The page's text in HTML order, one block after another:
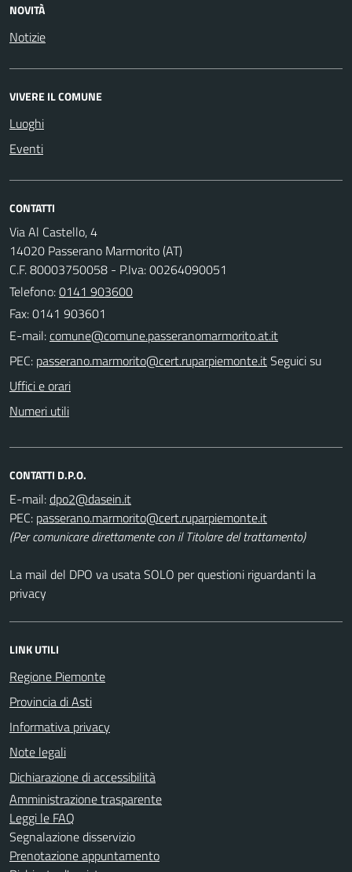
NOVITÀ
Notizie
VIVERE IL COMUNE
Luoghi
Eventi
CONTATTI
Via Al Castello, 4
14020 Passerano Marmorito (AT)
C.F. 80003750058 - P.Iva: 00264090051
Telefono:0141 903600
Fax: 0141 903601
E-mail:
PEC:
Seguici su
Uffici e orari
Numeri utili
CONTATTI D.P.O.
E-mail:
PEC:
(Per comunicare direttamente con il Titolare del trattamento)
La mail del DPO va usata SOLO per questioni riguardanti la
privacy
LINK UTILI
Regione Piemonte
Provincia di Asti
Informativa privacy
Note legali
Dichiarazione di accessibilità
Amministrazione trasparente
Leggi le FAQ
Segnalazione disservizio
Prenotazione appuntamento